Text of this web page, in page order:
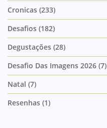
Cronicas (233)
Desafios (182)
Degustações (28)
Desafio Das Imagens 2026 (7)
Natal (7)
Resenhas (1)